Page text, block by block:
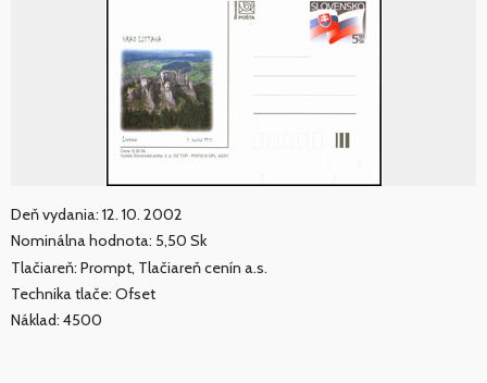
Deň vydania: 12. 10. 2002
Nominálna hodnota: 5,50 Sk
Tlačiareň: Prompt, Tlačiareň cenín a.s.
Technika tlače: Ofset
Náklad: 4500